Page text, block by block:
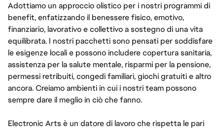
Adottiamo un approccio olistico per i nostri programmi di
benefit, enfatizzando il benessere fisico, emotivo,
finanziario, lavorativo e collettivo a sostegno di una vita
equilibrata. I nostri pacchetti sono pensati per soddisfare
le esigenze locali e possono includere copertura sanitaria,
assistenza per la salute mentale, risparmi per la pensione,
permessi retribuiti, congedi familiari, giochi gratuiti e altro
ancora. Creiamo ambienti in cui i nostri team possono
sempre dare il meglio in ciò che fanno.
Electronic Arts è un datore di lavoro che rispetta le pari